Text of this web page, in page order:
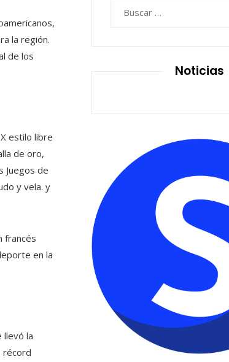
la región.
de los
estilo libre
de oro,
Juegos de
y vela. y
francés
en la
llevó la
récord
Noticias